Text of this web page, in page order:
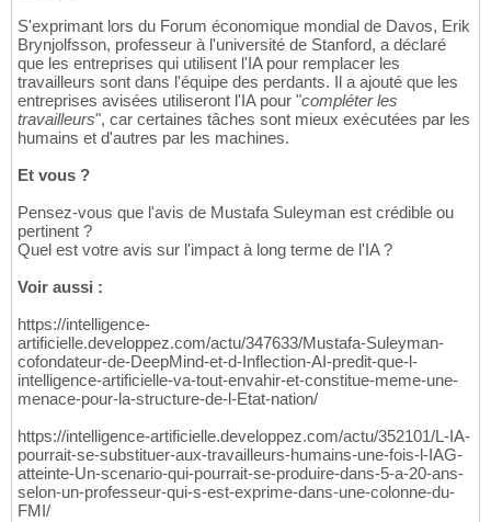
S'exprimant lors du Forum économique mondial de Davos, Erik
Brynjolfsson, professeur à l'université de Stanford, a déclaré
que les entreprises qui utilisent l'IA pour remplacer les
travailleurs sont dans l'équipe des perdants. Il a ajouté que les
entreprises avisées utiliseront l'IA pour "compléter les
travailleurs", car certaines tâches sont mieux exécutées par les
humains et d'autres par les machines.
Et vous ?
Pensez-vous que l'avis de Mustafa Suleyman est crédible ou
pertinent ?
Quel est votre avis sur l'impact à long terme de l'IA ?
Voir aussi :
https://intelligence-
artificielle.developpez.com/actu/347633/Mustafa-Suleyman-
cofondateur-de-DeepMind-et-d-Inflection-AI-predit-que-l-
intelligence-artificielle-va-tout-envahir-et-constitue-meme-une-
menace-pour-la-structure-de-l-Etat-nation/
https://intelligence-artificielle.developpez.com/actu/352101/L-IA-
pourrait-se-substituer-aux-travailleurs-humains-une-fois-l-IAG-
atteinte-Un-scenario-qui-pourrait-se-produire-dans-5-a-20-ans-
selon-un-professeur-qui-s-est-exprime-dans-une-colonne-du-
FMI/